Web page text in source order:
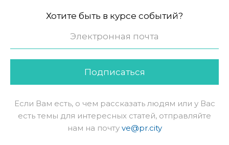
Хотите быть в курсе событий?
Подписаться
Если Вам есть, о чем рассказать людям или у Вас
есть темы для интересных статей, отправляйте
нам на почту ve@pr.city